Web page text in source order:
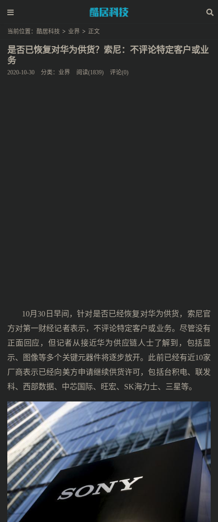
当前位置： 酷居科技 > 业界 > 正文
是否已恢复对华为供货？索尼：不评论特定客户或业
务
2020-10-30 分类： 业界 阅读(1839) 评论(0)
10月30日早间，针对是否已经恢复对华为供货，索尼官
方对第一财经记者表示，不评论特定客户或业务。尽管没有
正面回应，但记者从接近华为供应链人士了解到，包括显
示、图像等多个关键元器件将逐步放开。此前已经有近10家
厂商表示已经向美方申请继续供货许可，包括台积电、联发
科、西部数据、中芯国际、旺宏、SK海力士、三星等。